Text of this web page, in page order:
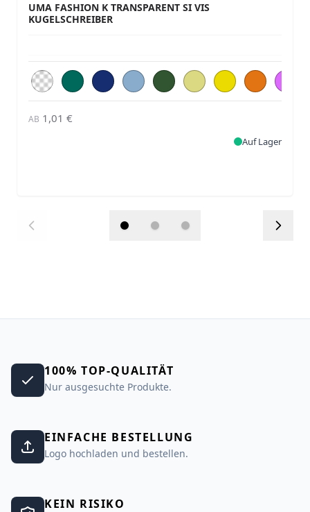
UMA FASHION K TRANSPARENT SI VIS
KUGELSCHREIBER
AB 1,01 €
Auf Lager
100% TOP-QUALITÄT
Nur ausgesuchte Produkte.
EINFACHE BESTELLUNG
Logo hochladen und bestellen.
KEIN RISIKO